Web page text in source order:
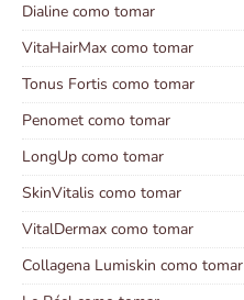
Dialine como tomar
VitaHairMax como tomar
Tonus Fortis como tomar
Penomet como tomar
LongUp como tomar
SkinVitalis como tomar
VitalDermax como tomar
Collagena Lumiskin como tomar